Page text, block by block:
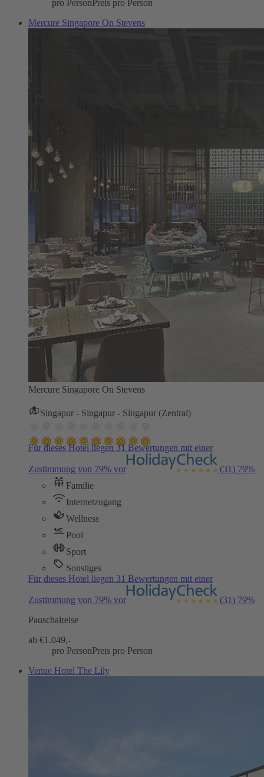
pro Person Preis pro Person
Mercure Singapore On Stevens
Mercure Singapore On Stevens
Singapur - Singapur - Singapur (Zentral)
Für dieses Hotel liegen 31 Bewertungen mit einer
Zustimmung von 79% vor (31) 79%
Familie
Internetzugang
Wellness
Pool
Sport
Sonstiges
Für dieses Hotel liegen 31 Bewertungen mit einer
Zustimmung von 79% vor (31) 79%
Pauschalreise
ab €1.049,-
pro PersonPreis pro Person
Venue Hotel The Lily